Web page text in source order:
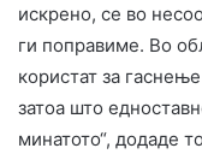
искрено, се во
ги поправиме. Во
користат за
затоа што
минатото“, додаде